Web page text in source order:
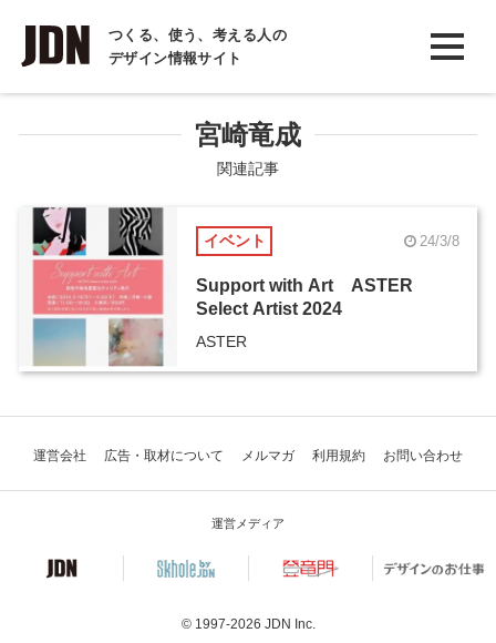
つくる、使う、考える人の
デザイン情報サイト
INTERVIEW
インタビュー
COLUMN
コラム
宮崎竜成
関連記事
イベント 24/3/8
Support with Art ASTER
Select Artist 2024
ASTER
運営会社 広告・取材について メルマガ 利用規約 お問い合わせ
運営メディア
© 1997-2026 JDN Inc.